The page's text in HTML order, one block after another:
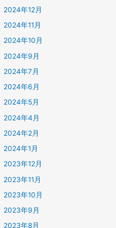
2024年12月
2024年11月
2024年10月
2024年9月
2024年7月
2024年6月
2024年5月
2024年4月
2024年2月
2024年1月
2023年12月
2023年11月
2023年10月
2023年9月
2023年8月